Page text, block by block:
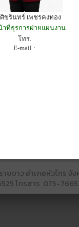
ขรินทร์ เพชรคงทอง
าที่ธุรการฝ่ายแผนงาน
โทร.
E-mail :
ขาว อำเภอหัวไทร จั
โทรสาร​ 075-